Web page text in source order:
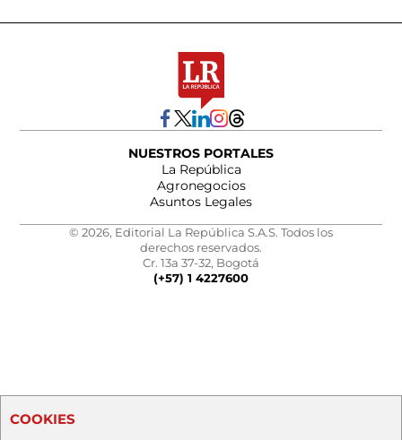
NUESTROS PORTALES
La República
Agronegocios
Asuntos Legales
© 2026, Editorial La República S.A.S. Todos los
derechos reservados.
Cr. 13a 37-32, Bogotá
(+57) 1 4227600
COOKIES